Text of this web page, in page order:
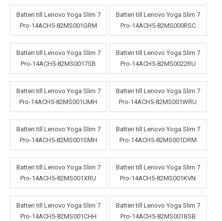
Batteri till Lenovo Yoga Slim 7
Pro-14ACH5-82MS001GRM
Batteri till Lenovo Yoga Slim 7
Pro-14ACH5-82MS000RSC
Batteri till Lenovo Yoga Slim 7
Pro-14ACH5-82MS0017SB
Batteri till Lenovo Yoga Slim 7
Pro-14ACH5-82MS0022RU
Batteri till Lenovo Yoga Slim 7
Pro-14ACH5-82MS001UMH
Batteri till Lenovo Yoga Slim 7
Pro-14ACH5-82MS001WRU
Batteri till Lenovo Yoga Slim 7
Pro-14ACH5-82MS001SMH
Batteri till Lenovo Yoga Slim 7
Pro-14ACH5-82MS001DRM
Batteri till Lenovo Yoga Slim 7
Pro-14ACH5-82MS001XRU
Batteri till Lenovo Yoga Slim 7
Pro-14ACH5-82MS001KVN
Batteri till Lenovo Yoga Slim 7
Pro-14ACH5-82MS001CHH
Batteri till Lenovo Yoga Slim 7
Pro-14ACH5-82MS001BSB